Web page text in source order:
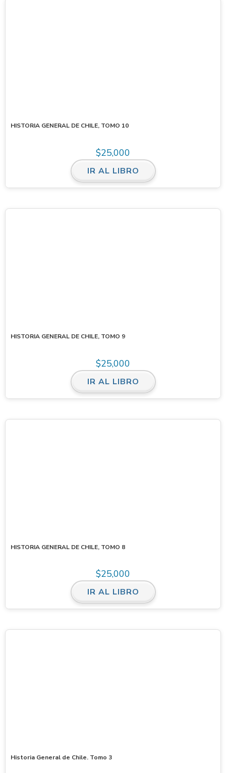
HISTORIA GENERAL DE CHILE, TOMO 10
$25,000
IR AL LIBRO
HISTORIA GENERAL DE CHILE, TOMO 9
$25,000
IR AL LIBRO
HISTORIA GENERAL DE CHILE, TOMO 8
$25,000
IR AL LIBRO
Historia General de Chile. Tomo 3